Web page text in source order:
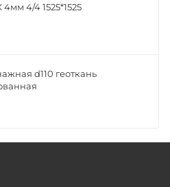
4/4 1525*1525
d110 геоткань